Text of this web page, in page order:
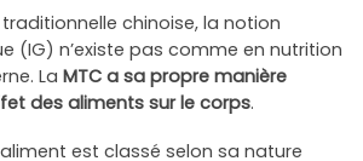
chinoise, la notion
(IG) n’existe pas comme en nutrition
La MTC a sa propre manière
des aliments sur le corps.
aliment est classé selon sa nature